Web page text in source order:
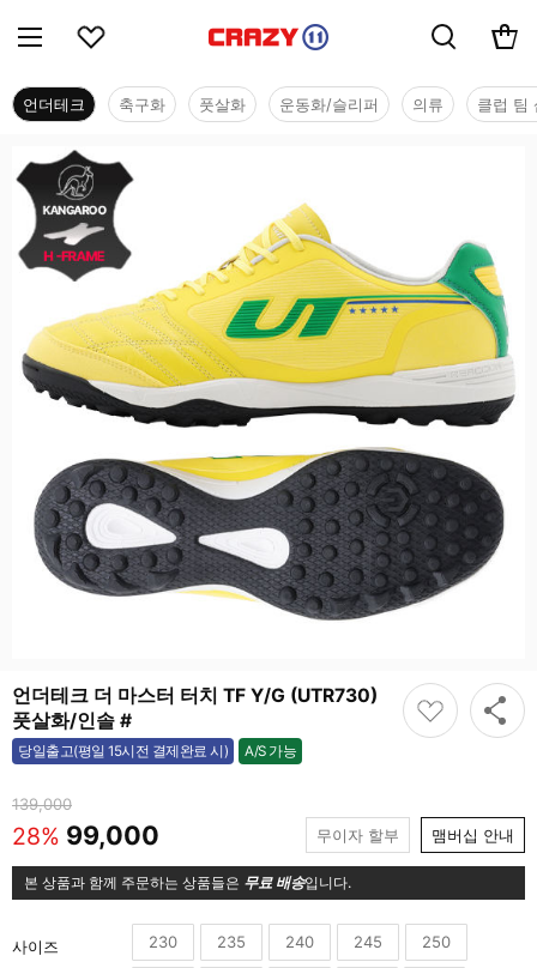
언더테크 축구화 풋살화 운동화/슬리퍼 의류 클럽 팀
언더테크 더 마스터 터치 TF Y/G (UTR730)
풋살화/인솔 #
당일출고(평일 15시전 결제완료 시) A/S 가능
가능
139,000
28% 99,000 무이자 할부 맴버십 안내
본 상품과 함께 주문하는 상품들은 무료 배송입니다.
사이즈 230 235 240 245 250